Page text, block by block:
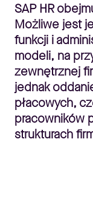
SAP HR
Możliwe jest
funkcji i
modeli, na
zewnętrznej
jednak
płacowych,
pracowników
strukturach